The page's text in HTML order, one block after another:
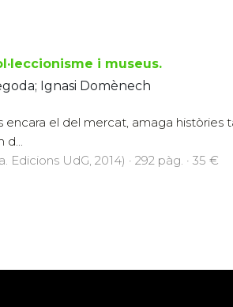
i museus.
Ignasi Domènech
encara el del mercat, amaga
d...
Edicions UdG, 2014) · 292 pàg. · 35 €